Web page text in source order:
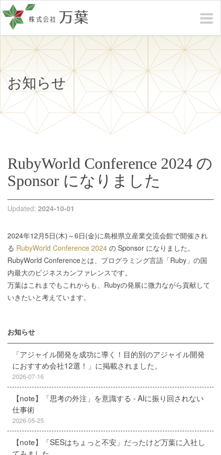
お知らせ
RubyWorld Conference 2024 の
Sponsor になりました
Updated: 2024-10-01
2024年12月5日(木)～6日(金)に島根県立産業交流会館で開催され
る RubyWorld Conference 2024 の Sponsor になりました。
RubyWorld Conferenceとは、プログラミング言語「Ruby」の国
内最大のビジネスカンファレンスです。
万葉はこれまでもこれからも、Rubyの発展に微力ながら貢献して
いきたいと考えています。
お知らせ
「アジャイル開発を成功に導く！目的別のアジャイル開発
におすすめ会社12選！」に掲載されました。
2026-07-16
【note】「思考の外注」を意識する - AIに振り回されない
仕事術
2026-05-25
【note】「SESはちょっと不安」だったけど万葉に入社し